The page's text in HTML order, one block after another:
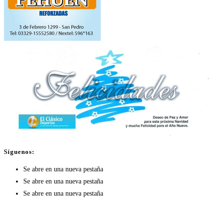
Síguenos:
Se abre en una nueva pestaña
Se abre en una nueva pestaña
Se abre en una nueva pestaña